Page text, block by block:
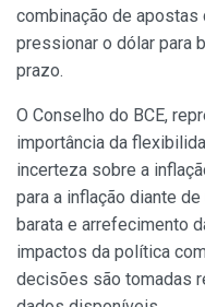
combinação de
pressionar o dólar para
prazo.
O Conselho do BCE,
importância da
incerteza sobre a
para a inflação diante
barata e arrefecimento
impactos da política
decisões são tomadas